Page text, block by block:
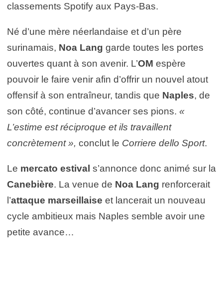
classements Spotify aux Pays-Bas.
Né d’une mère néerlandaise et d’un père
surinamais, Noa Lang garde toutes les portes
ouvertes quant à son avenir. L’OM espère
pouvoir le faire venir afin d’offrir un nouvel atout
offensif à son entraîneur, tandis que Naples, de
son côté, continue d’avancer ses pions. «
L’estime est réciproque et ils travaillent
concrètement », conclut le Corriere dello Sport.
Le mercato estival s’annonce donc animé sur la
Canebière. La venue de Noa Lang renforcerait
l’attaque marseillaise et lancerait un nouveau
cycle ambitieux mais Naples semble avoir une
petite avance…